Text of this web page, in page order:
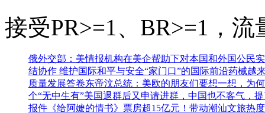
接受PR>=1、BR>=1，
俄外交部：美情报机构在美企帮助下对本国和外国公民
结协作 维护国际和平与安全“家门口”的国际前沿药械越
质量发展答卷东帝汶总统：美欧的朋友们要想一想，为
个“无中生有”美国退群后又申请进群，中国也不客气，
报件 《给阿嬷的情书》票房超15亿元！带动潮汕文旅热